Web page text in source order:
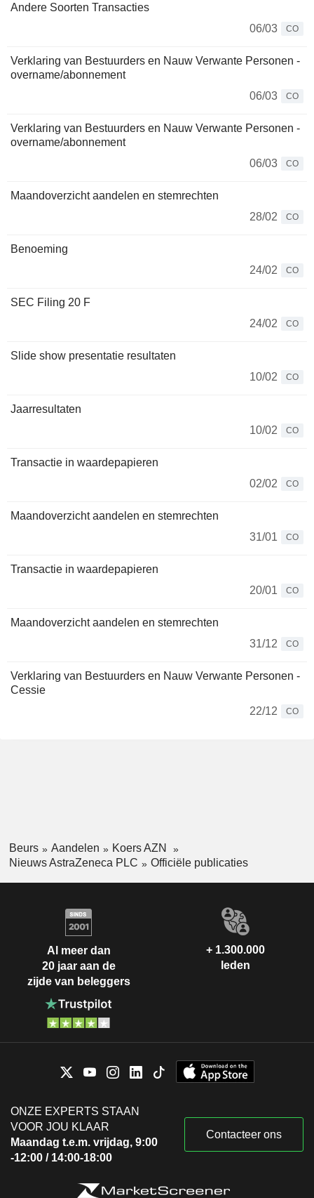
Andere Soorten Transacties
06/03
CO
Verklaring van Bestuurders en Nauw Verwante Personen -
overname/abonnement
06/03
CO
Verklaring van Bestuurders en Nauw Verwante Personen -
overname/abonnement
06/03
CO
Maandoverzicht aandelen en stemrechten
28/02
CO
Benoeming
24/02
CO
SEC Filing 20 F
24/02
CO
Slide show presentatie resultaten
10/02
CO
Jaarresultaten
10/02
CO
Transactie in waardepapieren
02/02
CO
Maandoverzicht aandelen en stemrechten
31/01
CO
Transactie in waardepapieren
20/01
CO
Maandoverzicht aandelen en stemrechten
31/12
CO
Verklaring van Bestuurders en Nauw Verwante Personen -
Cessie
22/12
CO
Beurs Aandelen
Koers AZN
Nieuws AstraZeneca PLC
Officiële publicaties
Al meer dan
20 jaar aan de
zijde van beleggers
+ 1.300.000
leden
ONZE EXPERTS STAAN
VOOR JOU KLAAR
Maandag t.e.m. vrijdag, 9:00
-12:00 / 14:00-18:00
Contacteer ons